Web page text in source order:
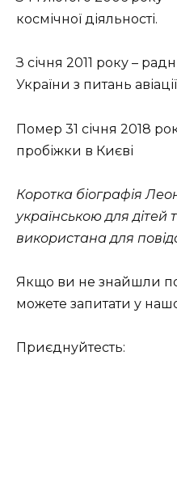
космічної діяльності.
З січня 2011 року –
України з питань
Помер 31 січня 2018
пробіжки в Києві
Коротка біографія
українською для
використана для
Якщо ви не знайшли
можете запитати у
Приєднуйтесть: